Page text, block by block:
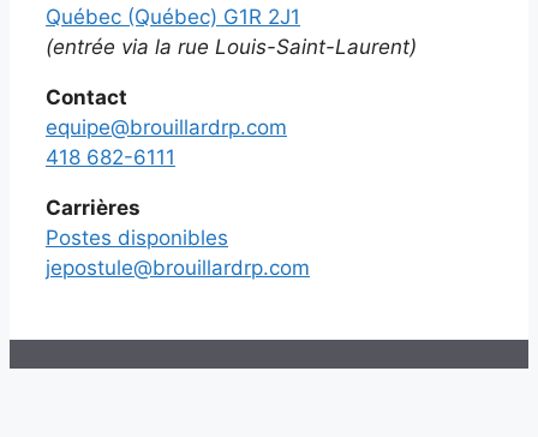
Québec (Québec) G1R 2J1
(entrée via la rue Louis-Saint-Laurent)
Contact
equipe@brouillardrp.com
418 682-6111
Carrières
Postes disponibles
jepostule@brouillardrp.com